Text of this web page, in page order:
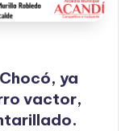
ya
vactor,